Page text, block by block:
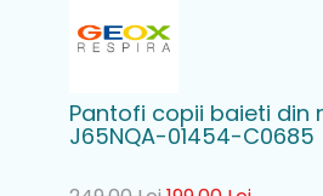
Pantofi copii baieti din
J65NQA-01454-C0685